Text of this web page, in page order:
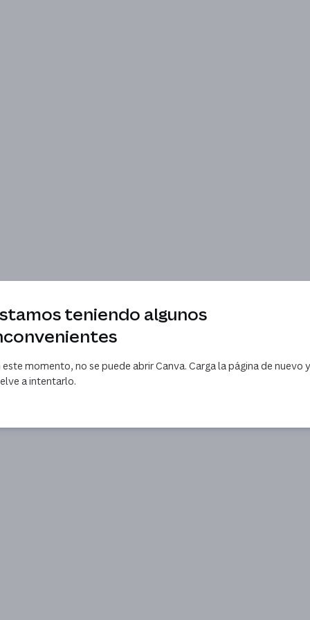
teniendo algunos
este momento, no se puede abrir Canva. Carga la página de nuevo y
a intentarlo.